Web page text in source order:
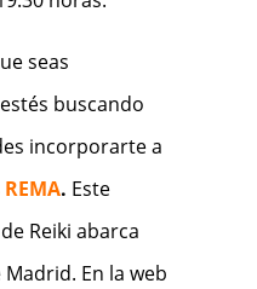
seas
buscando
incorporarte a
. Este
Reiki abarca
En la web